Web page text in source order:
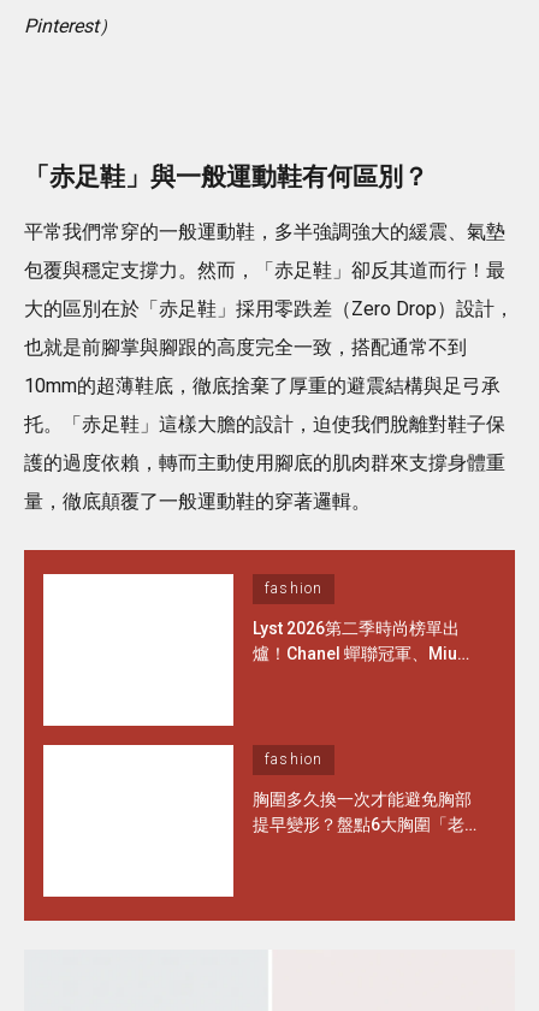
Pinterest）
「赤足鞋」與一般運動鞋有何區別？
平常我們常穿的一般運動鞋，多半強調強大的緩震、氣墊
包覆與穩定支撐力。然而，「赤足鞋」卻反其道而行！最
大的區別在於「赤足鞋」採用零跌差（Zero Drop）設計，
也就是前腳掌與腳跟的高度完全一致，搭配通常不到
10mm的超薄鞋底，徹底捨棄了厚重的避震結構與足弓承
托。「赤足鞋」這樣大膽的設計，迫使我們脫離對鞋子保
護的過度依賴，轉而主動使用腳底的肌肉群來支撐身體重
量，徹底顛覆了一般運動鞋的穿著邏輯。
fashion
Lyst 2026第二季時尚榜單出
爐！Chanel 蟬聯冠軍、Miu
fashion
胸圍多久換一次才能避免胸部
提早變形？盤點6大胸圍「老